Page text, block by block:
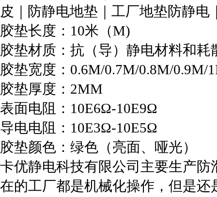
皮｜防静电地垫｜工厂地垫防静电
胶垫长度：10米（M)
胶垫材质：抗（导）静电材料和
胶垫宽度：0.6M/0.7M/0.8M/0.9M/
胶垫厚度：2MM
表面电阻：10E6Ω-10E9Ω
导电电阻：10E3Ω-10E5Ω
胶垫颜色：绿色（亮面、哑光）
卡优静电科技有限公司主要生产
在的工厂都是机械化操作，但是